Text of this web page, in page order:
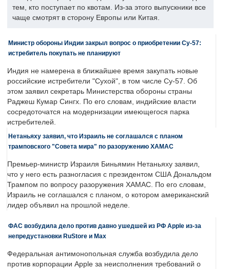
тем, кто поступает по квотам. Из-за этого выпускники все
чаще смотрят в сторону Европы или Китая.
Министр обороны Индии закрыл вопрос о приобретении Су-57:
истребитель покупать не планируют
Индия не намерена в ближайшее время закупать новые
российские истребители "Сухой", в том числе Су-57. Об
этом заявил секретарь Министерства обороны страны
Раджеш Кумар Сингх. По его словам, индийские власти
сосредоточатся на модернизации имеющегося парка
истребителей.
Нетаньяху заявил, что Израиль не соглашался с планом
трамповского "Совета мира" по разоружению ХАМАС
Премьер-министр Израиля Биньямин Нетаньяху заявил,
что у него есть разногласия с президентом США Дональдом
Трампом по вопросу разоружения ХАМАС. По его словам,
Израиль не соглашался с планом, о котором американский
лидер объявил на прошлой неделе.
ФАС возбудила дело против давно ушедшей из РФ Apple из-за
непредустановки RuStore и Max
Федеральная антимонопольная служба возбудила дело
против корпорации Apple за неисполнения требований о